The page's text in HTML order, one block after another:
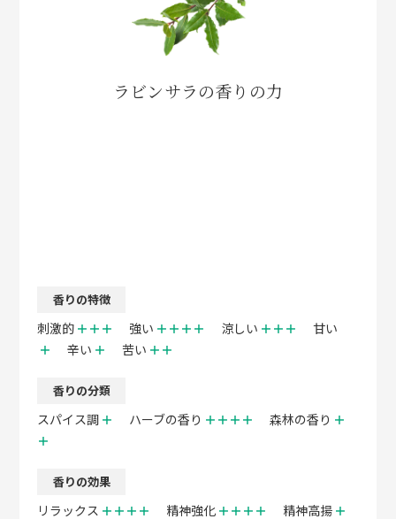
ラビンサラの香りの力
香りの特徴
刺激的 ＋＋＋ 強い ＋＋＋＋ 涼しい ＋＋＋
甘い
＋
辛い ＋ 苦い ＋＋
香りの分類
スパイス調 ＋ ハーブの香り ＋＋＋＋ 森林の香り ＋
＋
香りの効果
リラックス ＋＋＋＋ 精神強化 ＋＋＋＋ 精神高揚 ＋